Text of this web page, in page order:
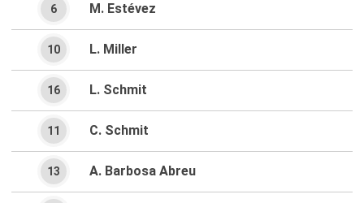
M. Estévez
6
L. Miller
10
L. Schmit
16
C. Schmit
11
A. Barbosa Abreu
13